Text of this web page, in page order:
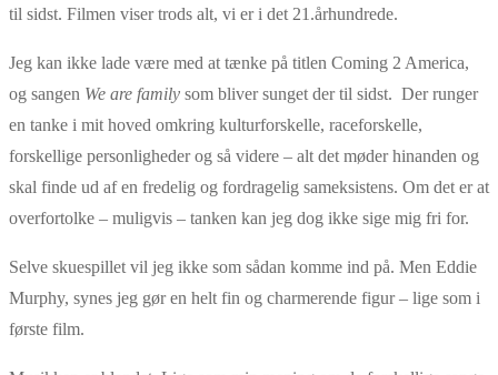
til sidst. Filmen viser trods alt, vi er i det 21.århundrede.
Jeg kan ikke lade være med at tænke på titlen Coming 2 America,
og sangen We are family som bliver sunget der til sidst. Der runger
en tanke i mit hoved omkring kulturforskelle, raceforskelle,
forskellige personligheder og så videre – alt det møder hinanden og
skal finde ud af en fredelig og fordragelig sameksistens. Om det er at
overfortolke – muligvis – tanken kan jeg dog ikke sige mig fri for.
Selve skuespillet vil jeg ikke som sådan komme ind på. Men Eddie
Murphy, synes jeg gør en helt fin og charmerende figur – lige som i
første film.